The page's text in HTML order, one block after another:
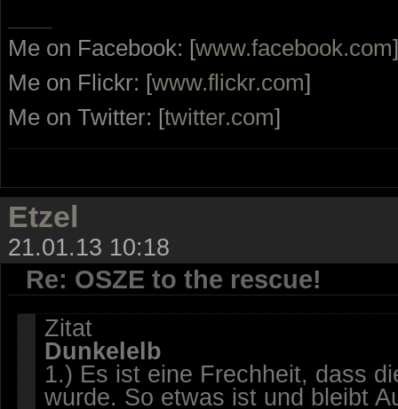
Me on Facebook: [www.facebook.com]
Me on Flickr: [www.flickr.com]
Me on Twitter: [twitter.com]
Etzel
21.01.13 10:18
Re: OSZE to the rescue!
Zitat
Dunkelelb
1.) Es ist eine Frechheit, dass
wurde. So etwas ist und bleibt